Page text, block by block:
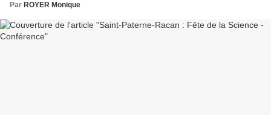
Par ROYER Monique